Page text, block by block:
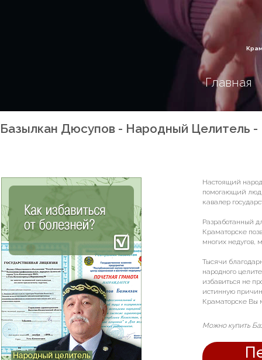
Главная
Базылкан Дюсупов - Народный Целитель
Настоящий
помогающий
кавалер
Разработанный
Краматорске
многих
Тысячи
народного
избавиться не
истинную
Краматорске Вы
Можно купить